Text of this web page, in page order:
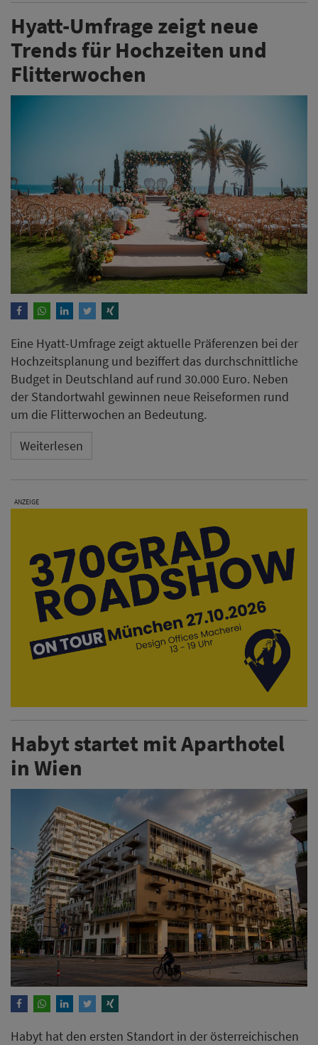
Eine Hyatt-Umfrage zeigt aktuelle Präferenzen bei der
Hochzeitsplanung und beziffert das durchschnittliche
Budget in Deutschland auf rund 30.000 Euro. Neben
der Standortwahl gewinnen neue Reiseformen rund
um die Flitterwochen an Bedeutung.
Weiterlesen
ANZEIGE
Habyt startet mit Aparthotel
in Wien
Habyt hat den ersten Standort in der österreichischen
Hauptstadt eröffnet. Bei dem Objekt handelt es sich
um ein Aparthotel für Kurz- und Langzeitaufenthalte,
das insgesamt 319 Studios auf sieben Etagen umfasst.
Weiterlesen
Goodbytz startet in der
Hotellerie - Leonardo Hotels
setzt auf Küchenroboter